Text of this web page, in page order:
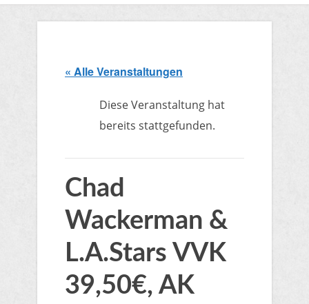
« Alle Veranstaltungen
Diese Veranstaltung hat
bereits stattgefunden.
Chad
Wackerman &
L.A.Stars VVK
39,50€, AK